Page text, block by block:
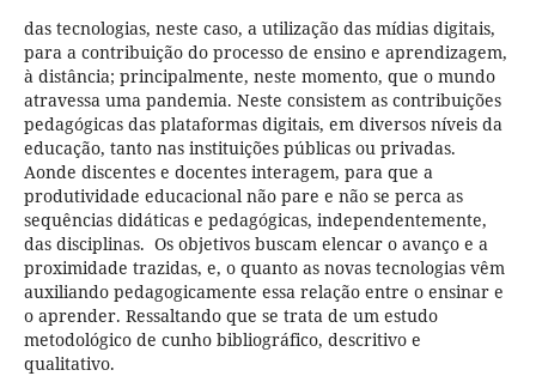
das tecnologias, neste caso, a utilização das mídias digitais,
para a contribuição do processo de ensino e aprendizagem,
à distância; principalmente, neste momento, que o mundo
atravessa uma pandemia. Neste consistem as contribuições
pedagógicas das plataformas digitais, em diversos níveis da
educação, tanto nas instituições públicas ou privadas.
Aonde discentes e docentes interagem, para que a
produtividade educacional não pare e não se perca as
sequências didáticas e pedagógicas, independentemente,
das disciplinas. Os objetivos buscam elencar o avanço e a
proximidade trazidas, e, o quanto as novas tecnologias vêm
auxiliando pedagogicamente essa relação entre o ensinar e
o aprender. Ressaltando que se trata de um estudo
metodológico de cunho bibliográfico, descritivo e
qualitativo.